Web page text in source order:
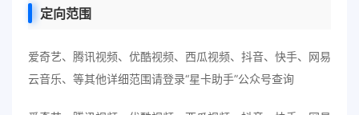
定向范围
爱奇艺、腾讯视频、优酷视频、西瓜视频、抖音、快手、网易
云音乐、等其他详细范围请登录“星卡助手”公众号查询